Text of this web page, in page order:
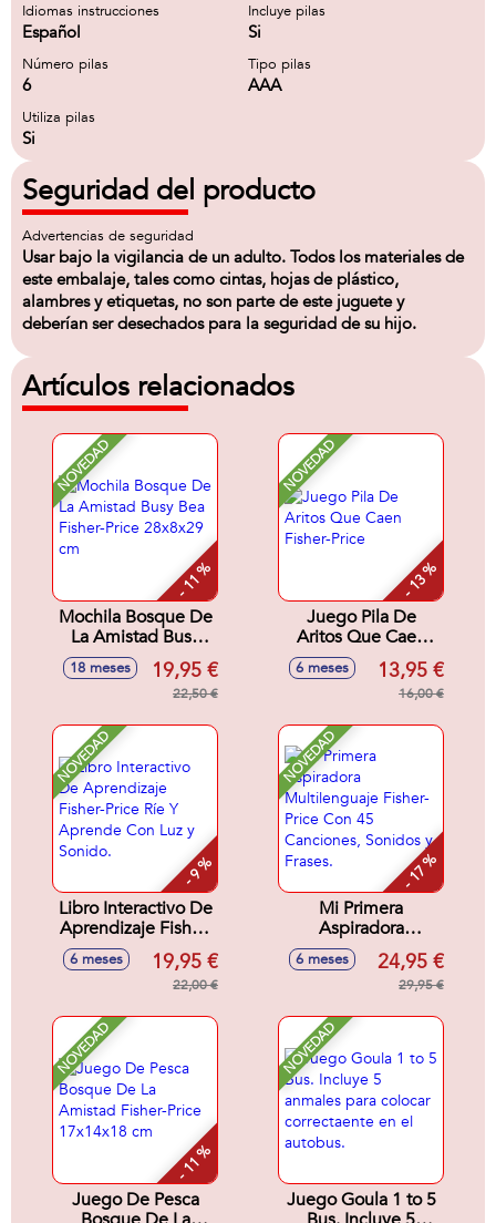
Idiomas instrucciones
Español
Incluye pilas
Si
Número pilas
6
Tipo pilas
AAA
Utiliza pilas
Si
Seguridad del producto
Advertencias de seguridad
Usar bajo la vigilancia de un adulto. Todos los materiales de
este embalaje, tales como cintas, hojas de plástico,
alambres y etiquetas, no son parte de este juguete y
deberían ser desechados para la seguridad de su hijo.
Artículos relacionados
NOVEDAD
- 11 %
Mochila Bosque De
La Amistad Busy
Bea Fisher-Price
28x8x29 cm
18 meses 19,95 €
22,50 €
NOVEDAD
- 13 %
Juego Pila De
Aritos Que Caen
Fisher-Price
6 meses 13,95 €
16,00 €
NOVEDAD
- 9 %
Libro Interactivo De
Aprendizaje Fisher-
Price Ríe Y
Aprende Con Luz y
6 meses 19,95 €
22,00 €
NOVEDAD
- 17 %
Mi Primera
Aspiradora
Multilenguaje
Fisher-Price Con 45
Canciones, Sonidos
6 meses 24,95 €
29,95 €
NOVEDAD
- 11 %
Juego De Pesca
NOVEDAD
Juego Goula 1 to 5